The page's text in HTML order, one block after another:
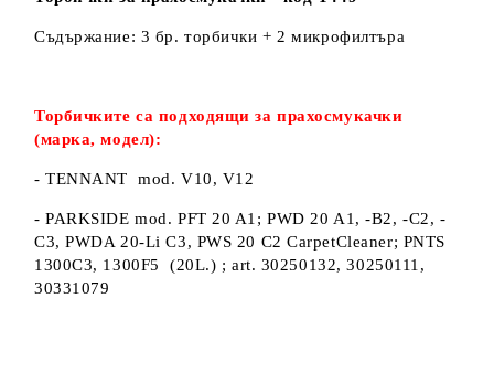
Съдържание: 3 бр. торбички + 2 микрофилтъра
Торбичките са подходящи за прахосмукачки
(марка, модел):
- TENNANT mod. V10, V12
- PARKSIDE mod. PFT 20 A1; PWD 20 A1, -B2, -C2, -
C3, PWDA 20-Li C3, PWS 20 C2 CarpetCleaner; PNTS
1300C3, 1300F5 (20L.) ; art. 30250132, 30250111,
30331079